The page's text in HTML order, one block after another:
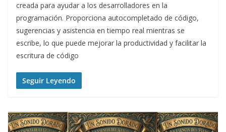
creada para ayudar a los desarrolladores en la
programación. Proporciona autocompletado de código,
sugerencias y asistencia en tiempo real mientras se
escribe, lo que puede mejorar la productividad y facilitar la
escritura de código
Seguir Leyendo